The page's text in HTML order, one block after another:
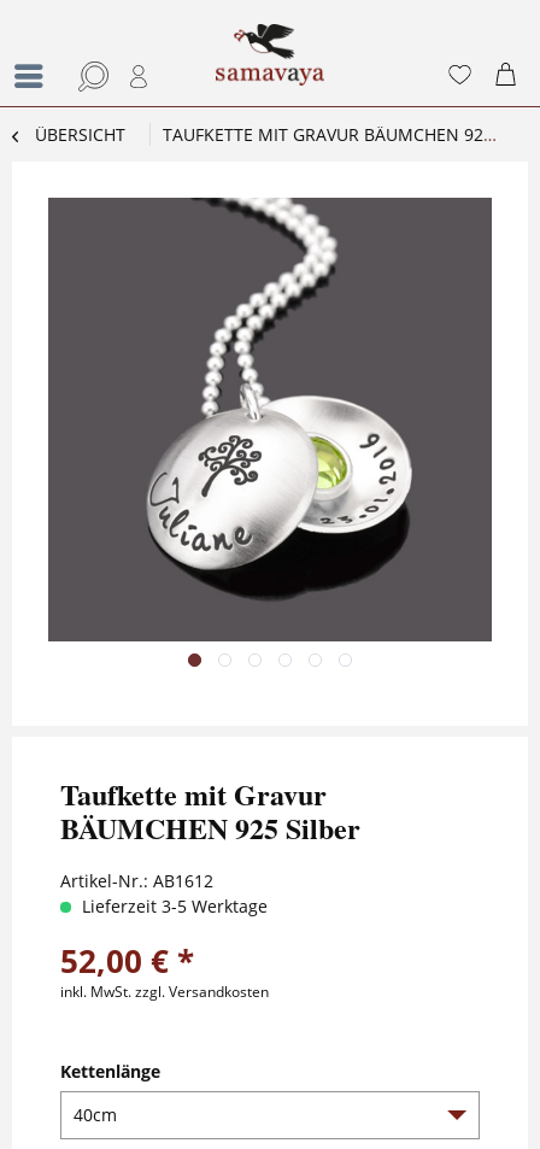
ÜBERSICHT TAUFKETTE MIT GRAVUR BÄUMCHEN 925 SILBER
Taufkette mit Gravur
BÄUMCHEN 925 Silber
Artikel-Nr.: AB1612
Lieferzeit 3-5 Werktage
52,00 € *
inkl. MwSt.zzgl. Versandkosten
Kettenlänge